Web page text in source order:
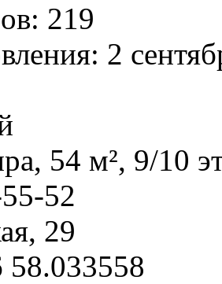
219
2
54 м², 9/10
52
29
58.033558